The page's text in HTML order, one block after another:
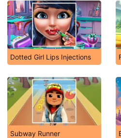
Dotted Girl Lips Injections
Subway Runner